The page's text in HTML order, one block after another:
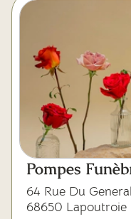
Pompes
64 Rue Du
68650 Lapoutroie